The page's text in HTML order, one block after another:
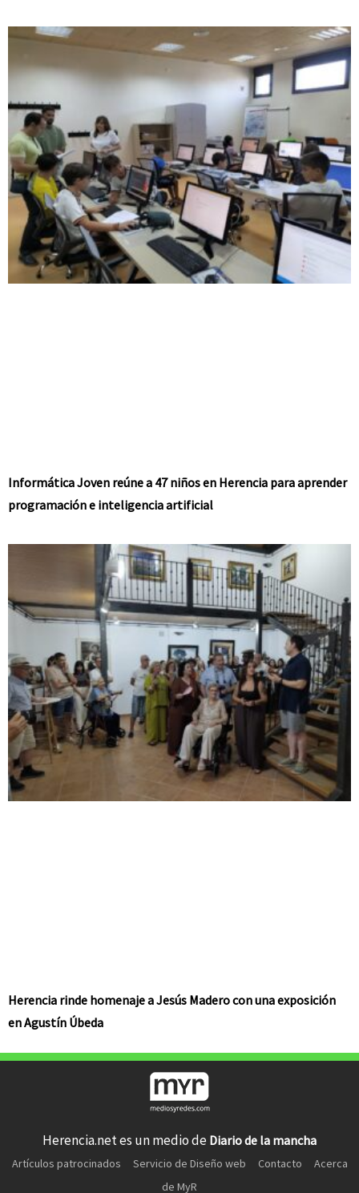
Informática Joven reúne a 47 niños en Herencia para aprender
programación e inteligencia artificial
Herencia rinde homenaje a Jesús Madero con una exposición
en Agustín Úbeda
Herencia.net es un medio de Diario de la mancha
Artículos patrocinados Servicio de Diseño web Contacto
Acerca
de MyR